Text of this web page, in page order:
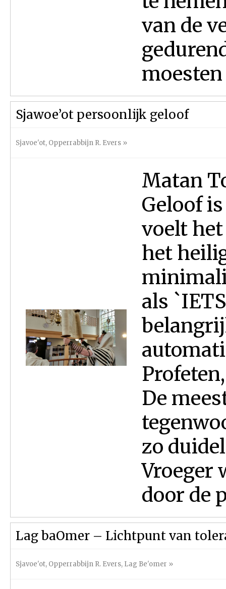
van de
moesten
Sjawoe’ot persoonlijk geloof
Sjavoe'ot, Opperrabbijn R. Evers »
Matan
Geloof
voelt het
het
als
De
zo
Vroeger
door de
Lag baOmer – Lichtpunt van
Sjavoe'ot, Opperrabbijn R. Evers, Lag Be'omer »